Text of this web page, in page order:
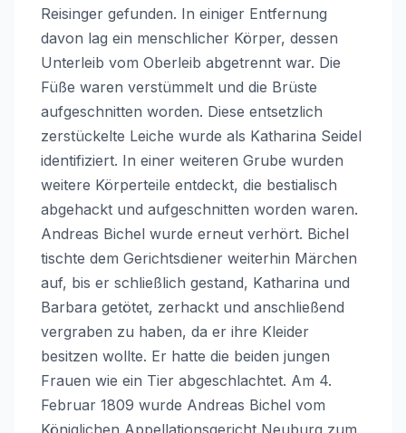
Reisinger gefunden. In einiger Entfernung
davon lag ein menschlicher Körper, dessen
Unterleib vom Oberleib abgetrennt war. Die
Füße waren verstümmelt und die Brüste
aufgeschnitten worden. Diese entsetzlich
zerstückelte Leiche wurde als Katharina Seidel
identifiziert. In einer weiteren Grube wurden
weitere Körperteile entdeckt, die bestialisch
abgehackt und aufgeschnitten worden waren.
Andreas Bichel wurde erneut verhört. Bichel
tischte dem Gerichtsdiener weiterhin Märchen
auf, bis er schließlich gestand, Katharina und
Barbara getötet, zerhackt und anschließend
vergraben zu haben, da er ihre Kleider
besitzen wollte. Er hatte die beiden jungen
Frauen wie ein Tier abgeschlachtet. Am 4.
Februar 1809 wurde Andreas Bichel vom
Königlichen Appellationsgericht Neuburg zum